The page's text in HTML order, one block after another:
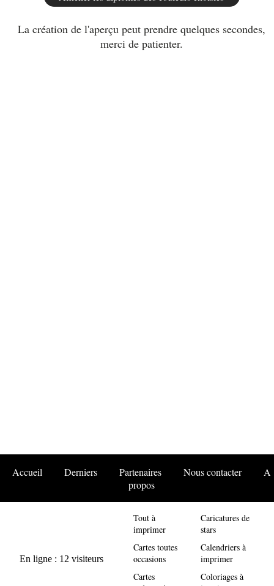
La création de l'aperçu peut prendre quelques secondes,
merci de patienter.
Accueil Derniers Partenaires Nous contacter
A
propos
Tout à
imprimer
Cartes toutes
occasions
Cartes
Caricatures de
stars
Calendriers à
imprimer
Coloriages à